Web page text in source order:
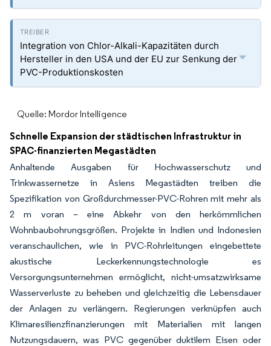
Integration von Chlor-Alkali-Kapazitäten durch
Hersteller in den USA und der EU zur Senkung der
PVC-Produktionskosten
Quelle: Mordor Intelligence
Schnelle Expansion der städtischen Infrastruktur in
SPAC-finanzierten Megastädten
Anhaltende Ausgaben für Hochwasserschutz und
Trinkwassernetze in Asiens Megastädten treiben die
Spezifikation von Großdurchmesser-PVC-Rohren mit mehr als
2 m voran – eine Abkehr von den herkömmlichen
Wohnbaubohrungsgrößen. Projekte in Indien und Indonesien
veranschaulichen, wie in PVC-Rohrleitungen eingebettete
akustische Leckerkennungstechnologie es
Versorgungsunternehmen ermöglicht, nicht-umsatzwirksame
Wasserverluste zu beheben und gleichzeitig die Lebensdauer
der Anlagen zu verlängern. Regierungen verknüpfen auch
Klimaresilienzfinanzierungen mit Materialien mit langen
Nutzungsdauern, was PVC gegenüber duktilem Eisen oder